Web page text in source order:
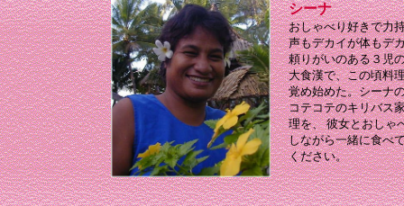
シーナ
おしゃべり好きで力
声もデカイが体もデ
頼りがいのある３児
大食漢で、この頃料
覚め始めた。シーナ
コテコテのキリバス
理を、 彼女とおしゃ
しながら一緒に食べ
ください。